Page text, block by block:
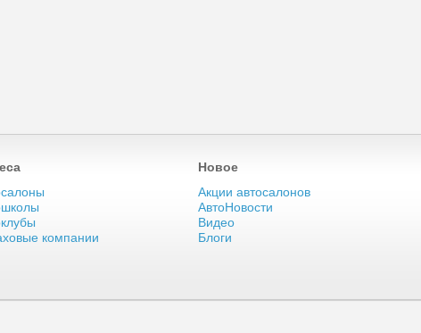
Новое
компании
Акции автосалонов
АвтоНовости
Видео
Блоги